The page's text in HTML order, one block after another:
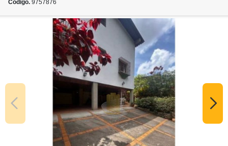
Código. 9757876